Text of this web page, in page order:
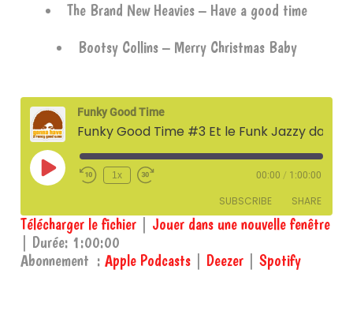
The Brand New Heavies – Have a good time
Bootsy Collins – Merry Christmas Baby
Funky Good Time
Play
Episode
1x 00:00 / 1:00:00
SUBSCRIBE SHARE
Apple Podcasts
SHARE
Télécharger le fichier
Jouer dans une nouvelle fenêtre
Durée: 1:00:00
Abonnement : Apple Podcasts Deezer Spotify